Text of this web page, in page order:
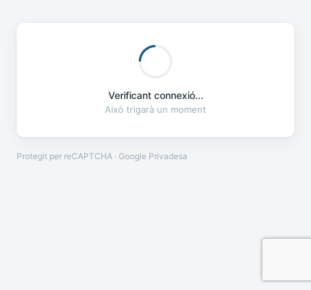
Verificant connexió...
Això trigarà un moment
Protegit per reCAPTCHA · Google Privadesa